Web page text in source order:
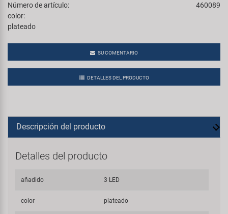
Número de artículo:
460089
color:
plateado
SU COMENTARIO
DETALLES DEL PRODUCTO
Descripción del producto
Detalles del producto
añadido 3 LED
color plateado